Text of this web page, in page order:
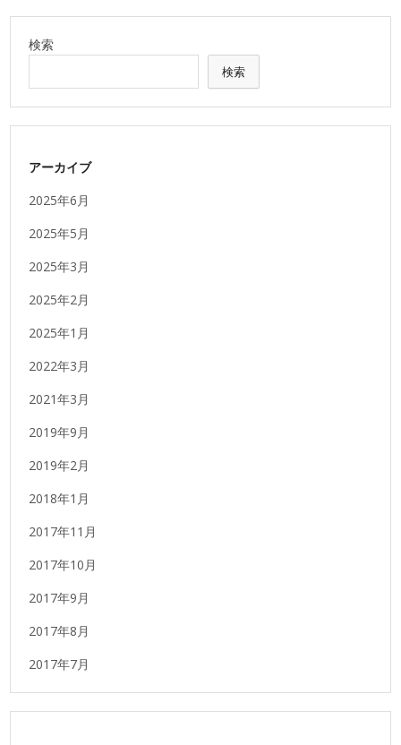
検索
検索
アーカイブ
2025年6月
2025年5月
2025年3月
2025年2月
2025年1月
2022年3月
2021年3月
2019年9月
2019年2月
2018年1月
2017年11月
2017年10月
2017年9月
2017年8月
2017年7月